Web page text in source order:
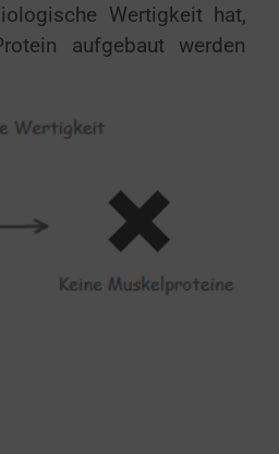
Wertigkeit hat,
aufgebaut werden